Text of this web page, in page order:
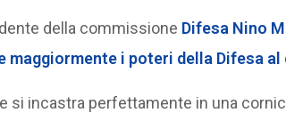
della commissione Difesa Nino
maggiormente i poteri della Difesa
si incastra perfettamente in una